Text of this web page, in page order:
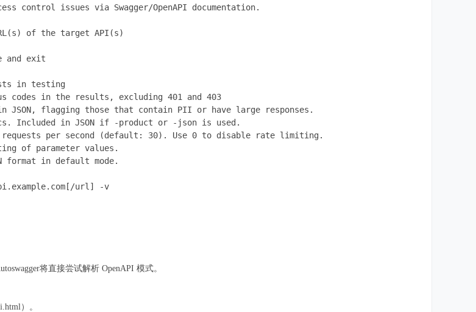
control issues via Swagger/OpenAPI documentation.
of the target API(s)
and exit
in testing
codes in the results, excluding 401 and 403
JSON, flagging those that contain PII or have large responses.
Included in JSON if -product or -json is used.
per second (default: 30). Use 0 to disable rate limiting.
of parameter values.
format in default mode.
url] -v
将直接尝试解析 OpenAPI 模式。
）。